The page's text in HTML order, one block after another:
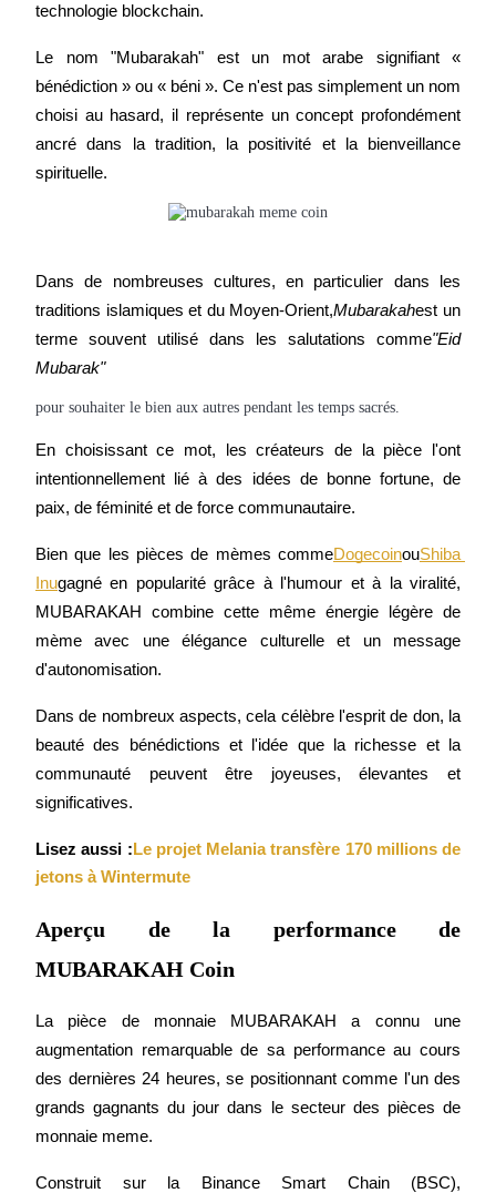
Copie de Trading
Rejoignez les meilleurs traders
Devenez un trader de copie
Profitez du partage des bénéfices et des commissions de copy
Information
commerciales, etc.
Guide
Guide de démarrage des contrats à terme
technologie blockchain.
Le nom "Mubarakah" est un mot arabe signifiant «
bénédiction » ou « béni ». Ce n'est pas simplement un nom
choisi au hasard, il représente un concept profondément
ancré dans la tradition, la positivité et la bienveillance
spirituelle.
Dans de nombreuses cultures, en particulier dans les
traditions islamiques et du Moyen-Orient,Mubarakahest un
terme souvent utilisé dans les salutations comme"Eid
Mubarak"
pour souhaiter le bien aux autres pendant les temps sacrés.
En choisissant ce mot, les créateurs de la pièce l'ont
intentionnellement lié à des idées de bonne fortune, de
paix, de féminité et de force communautaire.
Bien que les pièces de mèmes commeDogecoinouShiba
Inugagné en popularité grâce à l'humour et à la viralité,
MUBARAKAH combine cette même énergie légère de
mème avec une élégance culturelle et un message
d'autonomisation.
Dans de nombreux aspects, cela célèbre l'esprit de don, la
beauté des bénédictions et l'idée que la richesse et la
communauté peuvent être joyeuses, élevantes et
significatives.
Lisez aussi : Le projet Melania transfère 170 millions de
jetons à Wintermute
Aperçu de la performance de
MUBARAKAH Coin
La pièce de monnaie MUBARAKAH a connu une
augmentation remarquable de sa performance au cours
des dernières 24 heures, se positionnant comme l'un des
grands gagnants du jour dans le secteur des pièces de
monnaie meme.
Construit sur la Binance Smart Chain (BSC),